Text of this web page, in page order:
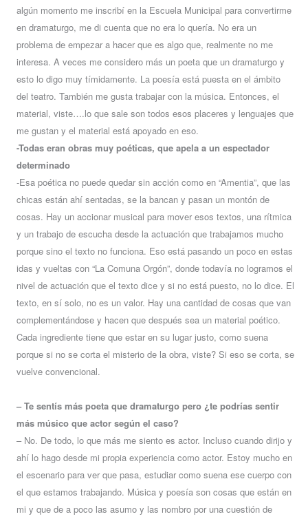
algún momento me inscribí en la Escuela Municipal para convertirme
en dramaturgo, me di cuenta que no era lo quería. No era un
problema de empezar a hacer que es algo que, realmente no me
interesa. A veces me considero más un poeta que un dramaturgo y
esto lo digo muy tímidamente. La poesía está puesta en el ámbito
del teatro. También me gusta trabajar con la música. Entonces, el
material, viste….lo que sale son todos esos placeres y lenguajes que
me gustan y el material está apoyado en eso.
-Todas eran obras muy poéticas, que apela a un espectador
determinado
-Esa poética no puede quedar sin acción como en “Amentia”, que las
chicas están ahí sentadas, se la bancan y pasan un montón de
cosas. Hay un accionar musical para mover esos textos, una rítmica
y un trabajo de escucha desde la actuación que trabajamos mucho
porque sino el texto no funciona. Eso está pasando un poco en estas
idas y vueltas con “La Comuna Orgón”, donde todavía no logramos el
nivel de actuación que el texto dice y si no está puesto, no lo dice. El
texto, en sí solo, no es un valor. Hay una cantidad de cosas que van
complementándose y hacen que después sea un material poético.
Cada ingrediente tiene que estar en su lugar justo, como suena
porque si no se corta el misterio de la obra, viste? Si eso se corta, se
vuelve convencional.
– Te sentís más poeta que dramaturgo pero ¿te podrías sentir
más músico que actor según el caso?
– No. De todo, lo que más me siento es actor. Incluso cuando dirijo y
ahí lo hago desde mi propia experiencia como actor. Estoy mucho en
el escenario para ver que pasa, estudiar como suena ese cuerpo con
el que estamos trabajando. Música y poesía son cosas que están en
mi y que de a poco las asumo y las nombro por una cuestión de